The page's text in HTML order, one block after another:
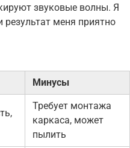
звуковые волны. Я
результат меня приятно
Минусы
Требует монтажа
каркаса, может
пылить